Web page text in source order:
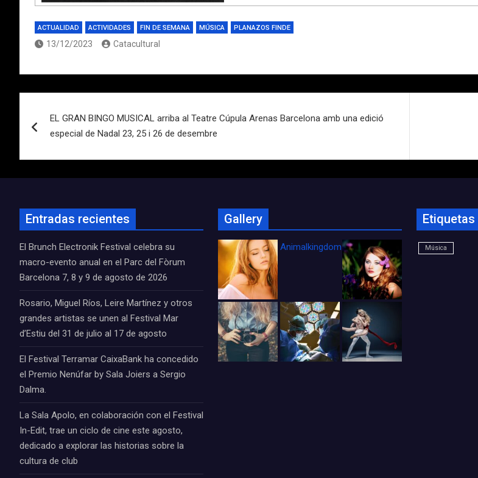
ACTUALIDAD ACTIVIDADES FIN DE SEMANA MÚSICA PLANAZOS FINDE
13/12/2023 Catacultural
de
entradas
EL GRAN BINGO MUSICAL arriba al Teatre Cúpula Arenas Barcelona amb una edició
especial de Nadal 23, 25 i 26 de desembre
Entradas recientes
El Brunch Electronik Festival celebra su
macro-evento anual en el Parc del Fòrum
Barcelona 7, 8 y 9 de agosto de 2026
Rosario, Miguel Ríos, Leire Martínez y otros
grandes artistas se unen al Festival Mar
d’Estiu del 31 de julio al 17 de agosto
El Festival Terramar CaixaBank ha concedido
el Premio Nenúfar by Sala Joiers a Sergio
Dalma.
La Sala Apolo, en colaboración con el Festival
In-Edit, trae un ciclo de cine este agosto,
dedicado a explorar las historias sobre la
cultura de club
Gallery
Animalkingdom_FichaCine
Etiquetas
Música